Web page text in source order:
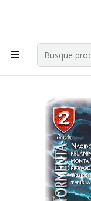
Por compras en
Inicio Juegos
Singles